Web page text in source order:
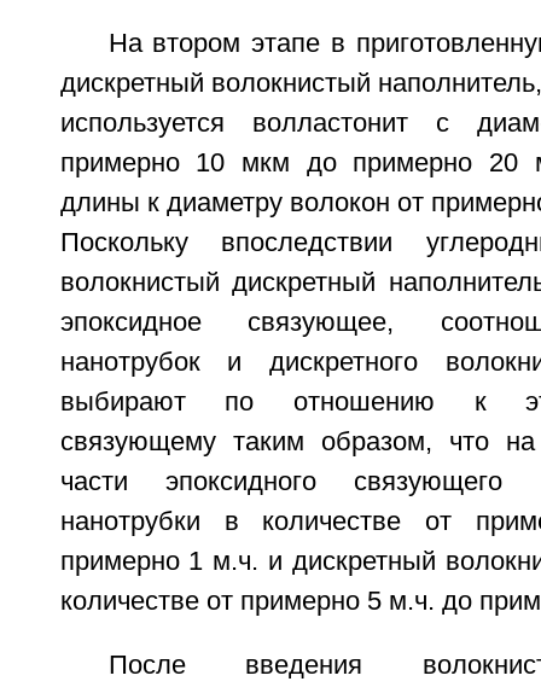
На втором этапе в
дискретный волокнистый
используется волластонит с
примерно 10 мкм до примерно 20
длины к диаметру волокон от
Поскольку впоследствии
волокнистый дискретный
эпоксидное связующее,
нанотрубок и дискретного
выбирают по отношению к
связующему таким образом, что
части эпоксидного связующего
нанотрубки в количестве от
примерно 1 м.ч. и дискретный
количестве от примерно 5 м.ч. до
После введения